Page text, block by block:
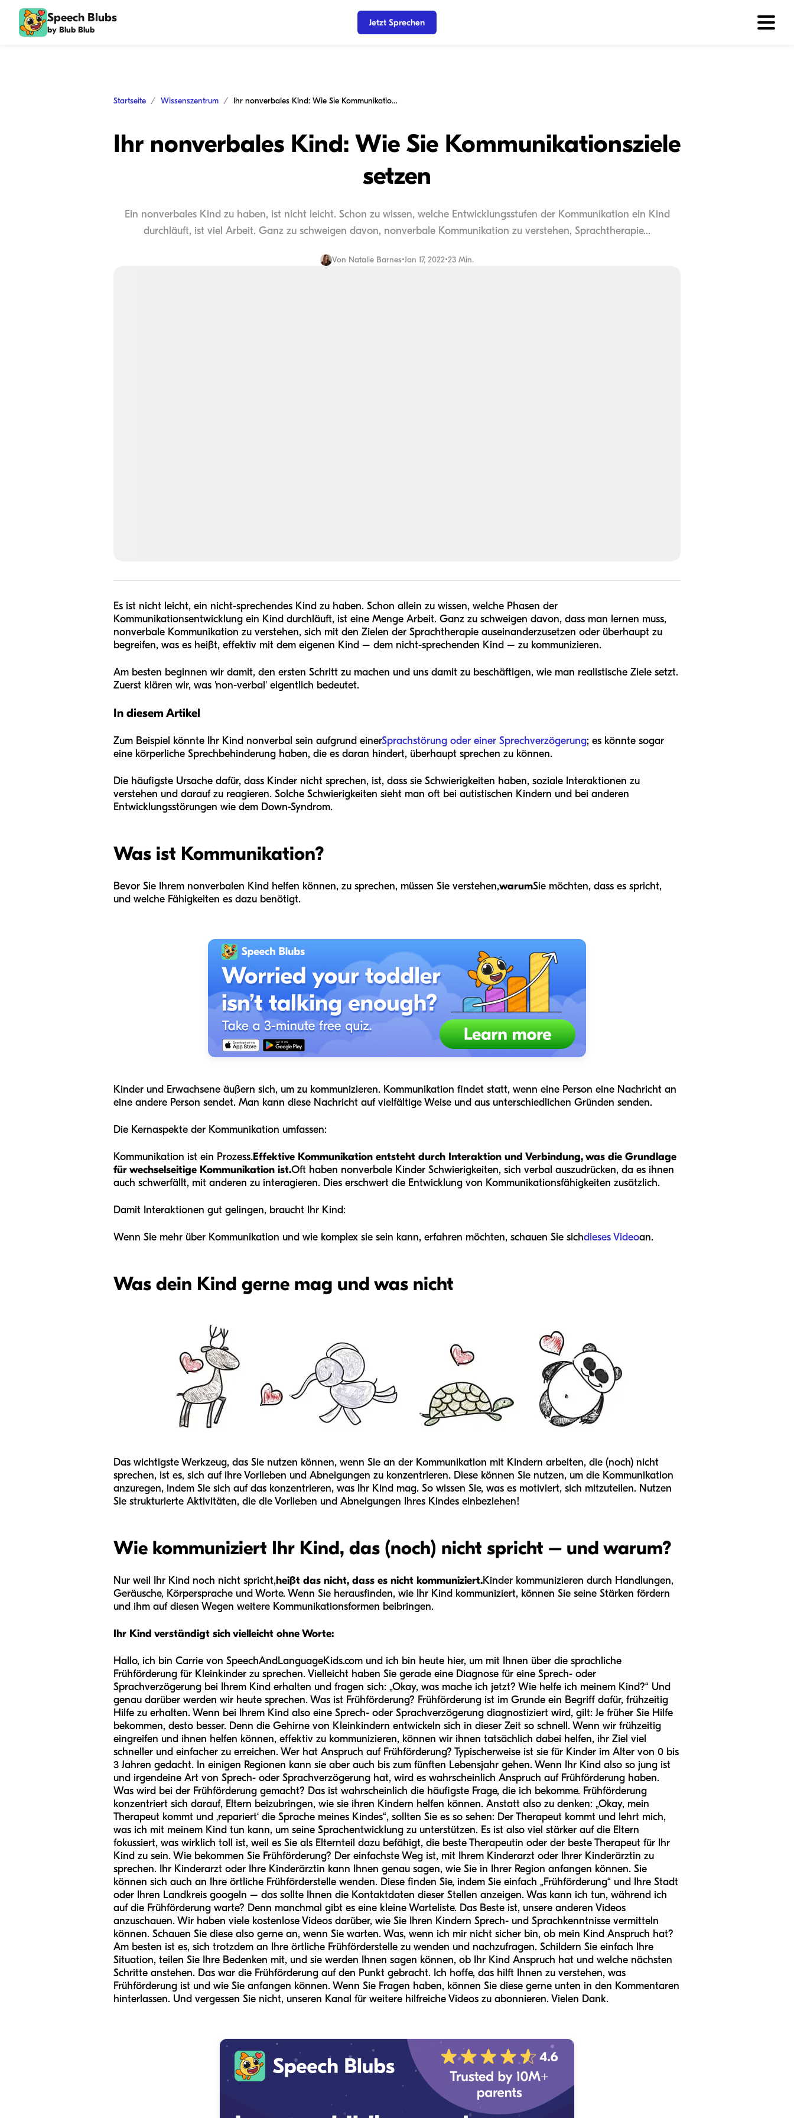
Speech Blubs
by Blub Blub
Jetzt Sprechen
Startseite Wissenszentrum Ihr nonverbales Kind: Wie Sie Kommunikationsziele setzen
Ihr nonverbales Kind: Wie Sie Kommunikationsziele
setzen
Ein nonverbales Kind zu haben, ist nicht leicht. Schon zu wissen, welche Entwicklungsstufen der Kommunikation ein Kind
durchläuft, ist viel Arbeit. Ganz zu schweigen davon, nonverbale Kommunikation zu verstehen, Sprachtherapie...
Von Natalie Barnes•Jan 17, 2022•23 Min.
Es ist nicht leicht, ein nicht-sprechendes Kind zu haben. Schon allein zu wissen, welche Phasen der
Kommunikationsentwicklung ein Kind durchläuft, ist eine Menge Arbeit. Ganz zu schweigen davon, dass man lernen muss,
nonverbale Kommunikation zu verstehen, sich mit den Zielen der Sprachtherapie auseinanderzusetzen oder überhaupt zu
begreifen, was es heißt, effektiv mit dem eigenen Kind – dem nicht-sprechenden Kind – zu kommunizieren.
Am besten beginnen wir damit, den ersten Schritt zu machen und uns damit zu beschäftigen, wie man realistische Ziele setzt.
Zuerst klären wir, was 'non-verbal' eigentlich bedeutet.
In diesem Artikel
Zum Beispiel könnte Ihr Kind nonverbal sein aufgrund einerSprachstörung oder einer Sprechverzögerung; es könnte sogar
eine körperliche Sprechbehinderung haben, die es daran hindert, überhaupt sprechen zu können.
Die häufigste Ursache dafür, dass Kinder nicht sprechen, ist, dass sie Schwierigkeiten haben, soziale Interaktionen zu
verstehen und darauf zu reagieren. Solche Schwierigkeiten sieht man oft bei autistischen Kindern und bei anderen
Entwicklungsstörungen wie dem Down-Syndrom.
Was ist Kommunikation?
Bevor Sie Ihrem nonverbalen Kind helfen können, zu sprechen, müssen Sie verstehen,warumSie möchten, dass es spricht,
und welche Fähigkeiten es dazu benötigt.
Kinder und Erwachsene äußern sich, um zu kommunizieren. Kommunikation findet statt, wenn eine Person eine Nachricht an
eine andere Person sendet. Man kann diese Nachricht auf vielfältige Weise und aus unterschiedlichen Gründen senden.
Die Kernaspekte der Kommunikation umfassen:
Kommunikation ist ein Prozess.Effektive Kommunikation entsteht durch Interaktion und Verbindung, was die Grundlage
für wechselseitige Kommunikation ist.Oft haben nonverbale Kinder Schwierigkeiten, sich verbal auszudrücken, da es ihnen
auch schwerfällt, mit anderen zu interagieren. Dies erschwert die Entwicklung von Kommunikationsfähigkeiten zusätzlich.
Damit Interaktionen gut gelingen, braucht Ihr Kind:
Wenn Sie mehr über Kommunikation und wie komplex sie sein kann, erfahren möchten, schauen Sie sichdieses Videoan.
Was dein Kind gerne mag und was nicht
Das wichtigste Werkzeug, das Sie nutzen können, wenn Sie an der Kommunikation mit Kindern arbeiten, die (noch) nicht
sprechen, ist es, sich auf ihre Vorlieben und Abneigungen zu konzentrieren. Diese können Sie nutzen, um die Kommunikation
anzuregen, indem Sie sich auf das konzentrieren, was Ihr Kind mag. So wissen Sie, was es motiviert, sich mitzuteilen. Nutzen
Sie strukturierte Aktivitäten, die die Vorlieben und Abneigungen Ihres Kindes einbeziehen!
Wie kommuniziert Ihr Kind, das (noch) nicht spricht – und warum?
Nur weil Ihr Kind noch nicht spricht,heißt das nicht, dass es nicht kommuniziert.Kinder kommunizieren durch Handlungen,
Geräusche, Körpersprache und Worte. Wenn Sie herausfinden, wie Ihr Kind kommuniziert, können Sie seine Stärken fördern
und ihm auf diesen Wegen weitere Kommunikationsformen beibringen.
Ihr Kind verständigt sich vielleicht ohne Worte:
Hallo, ich bin Carrie von SpeechAndLanguageKids.com und ich bin heute hier, um mit Ihnen über die sprachliche
Frühförderung für Kleinkinder zu sprechen. Vielleicht haben Sie gerade eine Diagnose für eine Sprech- oder
Sprachverzögerung bei Ihrem Kind erhalten und fragen sich: „Okay, was mache ich jetzt? Wie helfe ich meinem Kind?“ Und
genau darüber werden wir heute sprechen. Was ist Frühförderung? Frühförderung ist im Grunde ein Begriff dafür, frühzeitig
Hilfe zu erhalten. Wenn bei Ihrem Kind also eine Sprech- oder Sprachverzögerung diagnostiziert wird, gilt: Je früher Sie Hilfe
bekommen, desto besser. Denn die Gehirne von Kleinkindern entwickeln sich in dieser Zeit so schnell. Wenn wir frühzeitig
eingreifen und ihnen helfen können, effektiv zu kommunizieren, können wir ihnen tatsächlich dabei helfen, ihr Ziel viel
schneller und einfacher zu erreichen. Wer hat Anspruch auf Frühförderung? Typischerweise ist sie für Kinder im Alter von 0 bis
3 Jahren gedacht. In einigen Regionen kann sie aber auch bis zum fünften Lebensjahr gehen. Wenn Ihr Kind also so jung ist
und irgendeine Art von Sprech- oder Sprachverzögerung hat, wird es wahrscheinlich Anspruch auf Frühförderung haben.
Was wird bei der Frühförderung gemacht? Das ist wahrscheinlich die häufigste Frage, die ich bekomme. Frühförderung
konzentriert sich darauf, Eltern beizubringen, wie sie ihren Kindern helfen können. Anstatt also zu denken: „Okay, mein
Therapeut kommt und ‚repariert‘ die Sprache meines Kindes“, sollten Sie es so sehen: Der Therapeut kommt und lehrt mich,
was ich mit meinem Kind tun kann, um seine Sprachentwicklung zu unterstützen. Es ist also viel stärker auf die Eltern
fokussiert, was wirklich toll ist, weil es Sie als Elternteil dazu befähigt, die beste Therapeutin oder der beste Therapeut für Ihr
Kind zu sein. Wie bekommen Sie Frühförderung? Der einfachste Weg ist, mit Ihrem Kinderarzt oder Ihrer Kinderärztin zu
sprechen. Ihr Kinderarzt oder Ihre Kinderärztin kann Ihnen genau sagen, wie Sie in Ihrer Region anfangen können. Sie
können sich auch an Ihre örtliche Frühförderstelle wenden. Diese finden Sie, indem Sie einfach „Frühförderung“ und Ihre Stadt
oder Ihren Landkreis googeln – das sollte Ihnen die Kontaktdaten dieser Stellen anzeigen. Was kann ich tun, während ich
auf die Frühförderung warte? Denn manchmal gibt es eine kleine Warteliste. Das Beste ist, unsere anderen Videos
anzuschauen. Wir haben viele kostenlose Videos darüber, wie Sie Ihren Kindern Sprech- und Sprachkenntnisse vermitteln
können. Schauen Sie diese also gerne an, wenn Sie warten. Was, wenn ich mir nicht sicher bin, ob mein Kind Anspruch hat?
Am besten ist es, sich trotzdem an Ihre örtliche Frühförderstelle zu wenden und nachzufragen. Schildern Sie einfach Ihre
Situation, teilen Sie Ihre Bedenken mit, und sie werden Ihnen sagen können, ob Ihr Kind Anspruch hat und welche nächsten
Schritte anstehen. Das war die Frühförderung auf den Punkt gebracht. Ich hoffe, das hilft Ihnen zu verstehen, was
Frühförderung ist und wie Sie anfangen können. Wenn Sie Fragen haben, können Sie diese gerne unten in den Kommentaren
hinterlassen. Und vergessen Sie nicht, unseren Kanal für weitere hilfreiche Videos zu abonnieren. Vielen Dank.